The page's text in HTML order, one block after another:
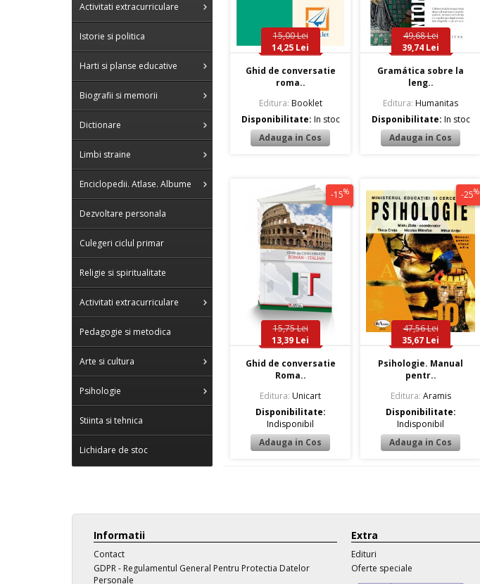
Activitati extracurriculare
Istorie si politica
Harti si planse educative
Biografii si memorii
Dictionare
Limbi straine
Enciclopedii. Atlase. Albume
Dezvoltare personala
Culegeri ciclul primar
Religie si spiritualitate
Activitati extracurriculare
Pedagogie si metodica
Arte si cultura
Psihologie
Stiinta si tehnica
Lichidare de stoc
15,00 Lei
14,25 Lei
Ghid de conversatie
roma..
Editura: Booklet
Disponibilitate: In stoc
49,68 Lei
39,74 Lei
Gramática sobre la
leng..
Editura: Humanitas
Disponibilitate: In stoc
-15%
15,75 Lei
13,39 Lei
Ghid de conversatie
Roma..
Editura: Unicart
Disponibilitate:
Indisponibil
-25%
47,56 Lei
35,67 Lei
Psihologie. Manual
pentr..
Editura: Aramis
Disponibilitate:
Indisponibil
Informatii
Contact
GDPR - Regulamentul General Pentru Protectia Datelor
Personale
Extra
Edituri
Oferte speciale